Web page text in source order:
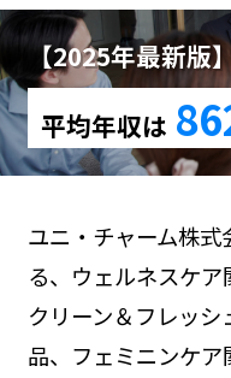
【2025年最新版
平均年収は
ユニ・チャーム株
る、ウェルネスケア
クリーン＆フレッ
品、フェミニンケ